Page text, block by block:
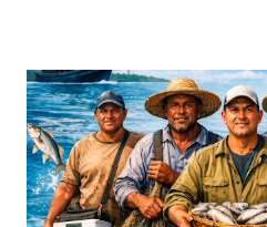
família foi atingido por uma
mesma apresentava sinais
diversas latas de bebidas
interior do veículo. O
moradores locais como irmão